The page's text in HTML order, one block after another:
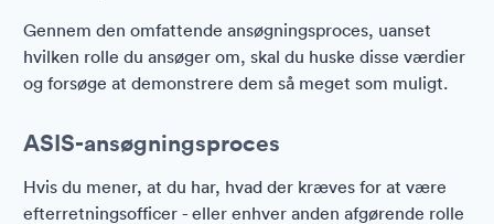
Gennem den omfattende ansøgningsproces, uanset
hvilken rolle du ansøger om, skal du huske disse værdier
og forsøge at demonstrere dem så meget som muligt.
ASIS-ansøgningsproces
Hvis du mener, at du har, hvad der kræves for at være
efterretningsofficer - eller enhver anden afgørende rolle